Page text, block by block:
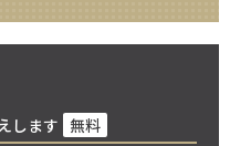
します 無料